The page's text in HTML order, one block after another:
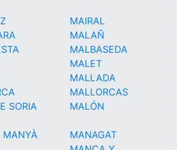
MAIRAL
MALAÑ
MALBASEDA
MALET
MALLADA
MALLORCAS
SORIA MALÓN
MANAGAT